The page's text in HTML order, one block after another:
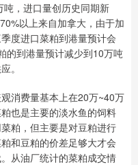
，进口量创历史同期新
以上来自加拿大，由于加
度进口菜粕到港量预计会
的到港量预计减少到10万吨
。
消费量基本上在20万~40万
也是主要的淡水鱼的饲料
粕，但主要是对豆粕进行
和豆粕的价差足够大才会
从油厂统计的菜粕成交情